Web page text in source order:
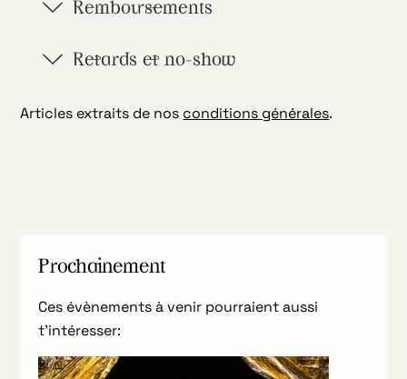
Remboursements
Retards et no-show
Articles extraits de nos conditions générales.
Prochainement
Ces évènements à venir pourraient aussi
t’intéresser: